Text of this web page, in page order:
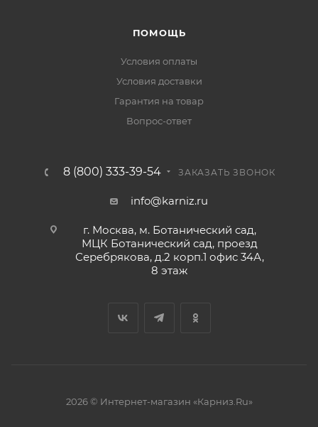
ПОМОЩЬ
Условия оплаты
Условия доставки
Гарантия на товар
Вопрос-ответ
8 (800) 333-39-54 ЗАКАЗАТЬ ЗВОНОК
info@karniz.ru
г. Москва, м. Ботанический сад,
МЦК Ботанический сад, проезд
Серебрякова, д.2 корп.1 офис 34А,
8 этаж
2026 © Интернет-магазин «Карниз.Ru»